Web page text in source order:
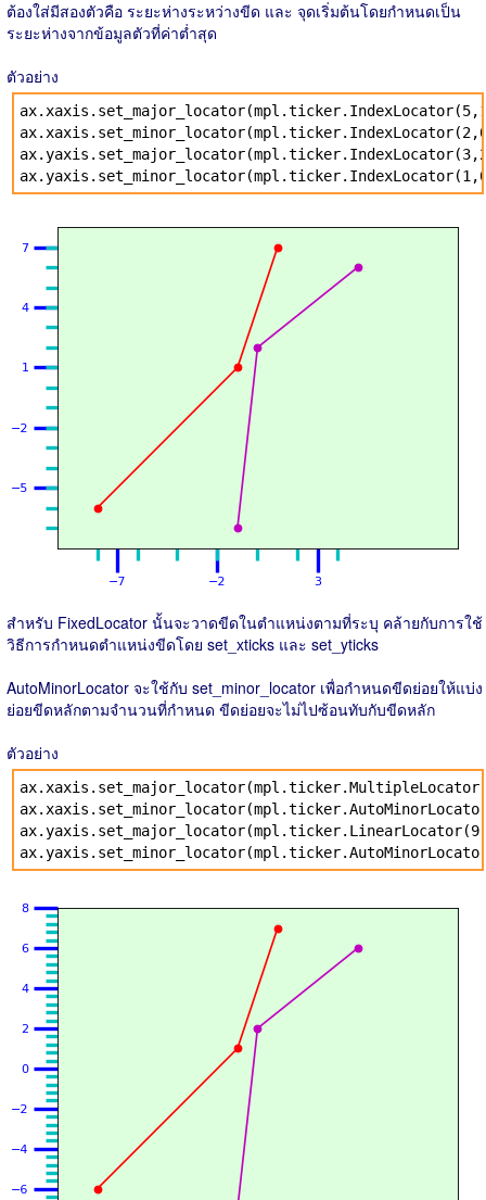
ต้องใส่มีสองตัวคือ ระยะห่างระหว่างขีด และ จุดเริ่มต้นโดยกำหนดเป็น
ระยะห่างจากข้อมูลตัวที่ค่าต่ำสุด
ตัวอย่าง
สำหรับ FixedLocator นั้นจะวาดขีดในตำแหน่งตามที่ระบุ คล้ายกับการใช้
วิธีการกำหนดตำแหน่งขีดโดย set_xticks และ set_yticks
AutoMinorLocator จะใช้กับ set_minor_locator เพื่อกำหนดขีดย่อยให้แบ่ง
ย่อยขีดหลักตามจำนวนที่กำหนด ขีดย่อยจะไม่ไปซ้อนทับกับขีดหลัก
ตัวอย่าง